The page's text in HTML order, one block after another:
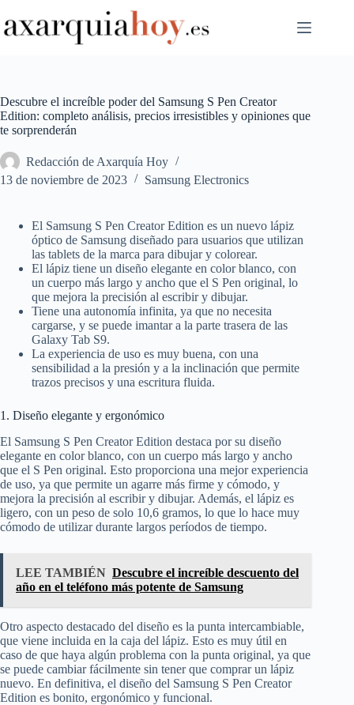
al
contenido
Descubre el increíble poder del Samsung S Pen Creator
Edition: completo análisis, precios irresistibles y opiniones que
te sorprenderán
Redacción de Axarquía Hoy
13 de noviembre de 2023
Samsung Electronics
El Samsung S Pen Creator Edition es un nuevo lápiz
óptico de Samsung diseñado para usuarios que utilizan
las tablets de la marca para dibujar y colorear.
El lápiz tiene un diseño elegante en color blanco, con
un cuerpo más largo y ancho que el S Pen original, lo
que mejora la precisión al escribir y dibujar.
Tiene una autonomía infinita, ya que no necesita
cargarse, y se puede imantar a la parte trasera de las
Galaxy Tab S9.
La experiencia de uso es muy buena, con una
sensibilidad a la presión y a la inclinación que permite
trazos precisos y una escritura fluida.
1. Diseño elegante y ergonómico
El Samsung S Pen Creator Edition destaca por su diseño
elegante en color blanco, con un cuerpo más largo y ancho
que el S Pen original. Esto proporciona una mejor experiencia
de uso, ya que permite un agarre más firme y cómodo, y
mejora la precisión al escribir y dibujar. Además, el lápiz es
ligero, con un peso de solo 10,6 gramos, lo que lo hace muy
cómodo de utilizar durante largos períodos de tiempo.
LEE TAMBIÉN Descubre el increíble descuento del
año en el teléfono más potente de Samsung
Otro aspecto destacado del diseño es la punta intercambiable,
que viene incluida en la caja del lápiz. Esto es muy útil en
caso de que haya algún problema con la punta original, ya que
se puede cambiar fácilmente sin tener que comprar un lápiz
nuevo. En definitiva, el diseño del Samsung S Pen Creator
Edition es bonito, ergonómico y funcional.